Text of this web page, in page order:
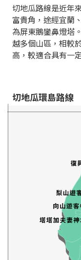
切地瓜路線是近年
富貴角，途經宜蘭
為屏東鵝鑾鼻燈塔
越多個山區，相較
高，較適合具有一
切地瓜環島路線